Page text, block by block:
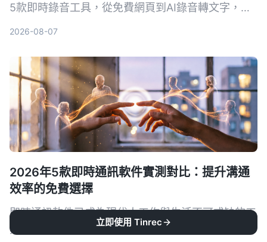
5款即時錄音工具，從免費網頁到AI錄音轉文字，找
事項，是目前整理錄音資料的首選。
2026-08-07
2026年5款即時通訊軟件實測對比：提升溝通
效率的免費選擇
即時通訊軟件已成為現代人工作與生活不可或缺的工
具，但市面上選擇眾多，哪一款最適合你？本文實測
立即使用 Tinrec